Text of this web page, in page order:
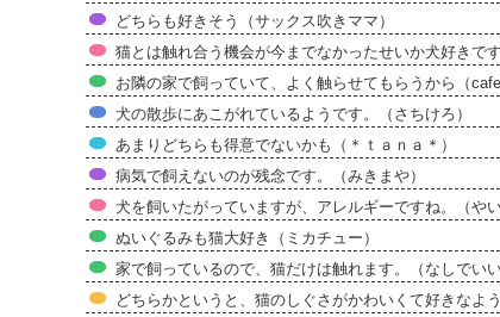
どちらも好きそう（サックス吹きママ）
猫とは触れ合う機会が今までなかったせいか犬好きで
お隣の家で飼っていて、よく触らせてもらうから（
犬の散歩にあこがれているようです。（さちけろ）
あまりどちらも得意でないかも（＊ｔａｎａ＊）
病気で飼えないのが残念です。（みきまや）
犬を飼いたがっていますが、アレルギーですね。（やい
ぬいぐるみも猫大好き（ミカチュー）
家で飼っているので、猫だけは触れます。（なしでいい
どちらかというと、猫のしぐさがかわいくて好きなよ